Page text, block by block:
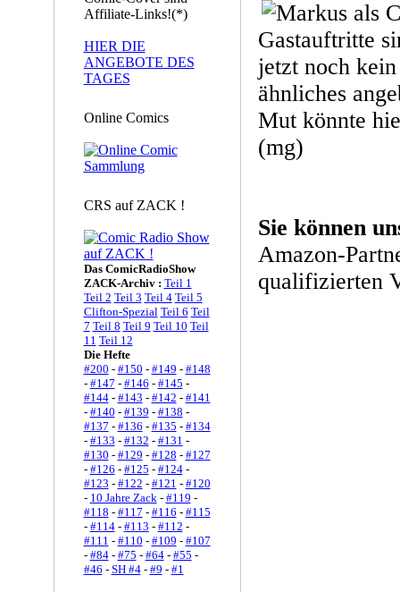
Affiliate-Links!(*)
HIER DIE
ANGEBOTE DES
TAGES
Online Comics
CRS auf ZACK !
Das ComicRadioShow
ZACK-Archiv : Teil 1
Teil 2 Teil 3 Teil 4 Teil 5
Clifton-Spezial Teil 6 Teil
7 Teil 8 Teil 9 Teil 10 Teil
11 Teil 12
Die Hefte
#200 - #150 - #149 - #148
- #147 - #146 - #145 -
#144- #143 - #142 - #141
- #140 - #139 - #138 -
#137 - #136 - #135 - #134
- #133 - #132 - #131 -
#130 - #129 - #128 - #127
- #126 - #125 - #124-
#123 - #122 - #121 - #120
- 10 Jahre Zack- #119 -
#118 - #117 - #116 - #115
- #114- #113 - #112 -
#111 - #110 - #109 - #107
- #84- #75 - #64- #55 -
#46 - SH #4- #9 - #1
Gastauftritte
jetzt noch
ähnliches
Mut könnte
(mg)
Sie können
Amazon-
qualifizierten